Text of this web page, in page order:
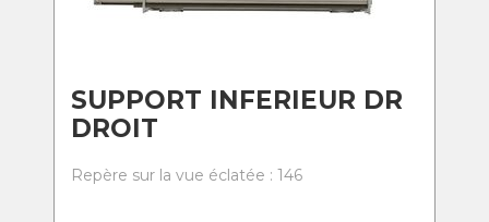
SUPPORT INFERIEUR DR
DROIT
Repère sur la vue éclatée : 146